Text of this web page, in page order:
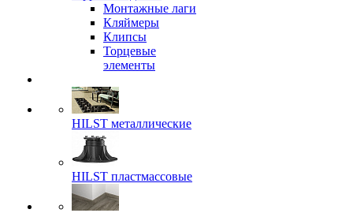
Монтажные лаги
Кляймеры
Клипсы
Торцевые
элементы
HILST металлические
HILST пластмассовые